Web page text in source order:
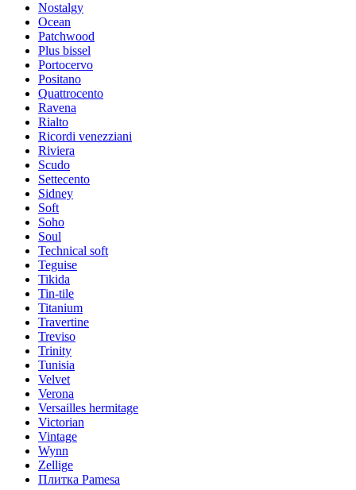
Nostalgy
Ocean
Patchwood
Plus bissel
Portocervo
Positano
Quattrocento
Ravena
Rialto
Ricordi venezziani
Riviera
Scudo
Settecento
Sidney
Soft
Soho
Soul
Technical soft
Teguise
Tikida
Tin-tile
Titanium
Travertine
Treviso
Trinity
Tunisia
Velvet
Verona
Versailles hermitage
Victorian
Vintage
Wynn
Zellige
Плитка Pamesa